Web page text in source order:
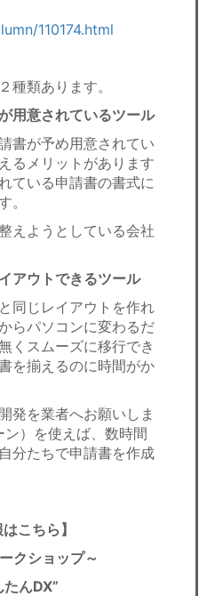
110174.html
類あります。
用意されているツール
書が予め用意されてい
るメリットがあります
ている申請書の書式に
。
えようとしている会社
アウトできるツール
同じレイアウトを作れ
らパソコンに変わるだ
くスムーズに移行でき
を揃えるのに時間がか
発を業者へお願いしま
）を使えば、数時間
分たちで申請書を作成
こちら】
クショップ～
んDX”